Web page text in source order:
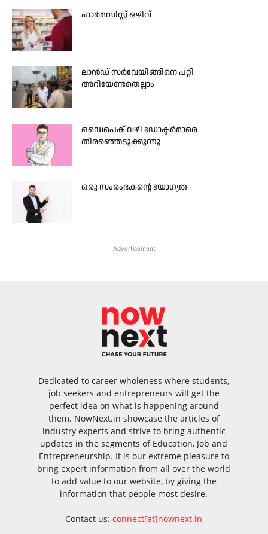
ഫാർമസിസ്റ്റ് ഒഴിവ്
ലാൻഡ് സർവേയിങ്ങിനെ പറ്റി
അറിയേണ്ടതെല്ലാം
ഒഡെപെക് വഴി ഡോക്ടര്‍മാരെ
തിരഞ്ഞെടുക്കുന്നു
ഒരു സംരംഭകന്റെ യോഗ്യത
Advertisement
Dedicated to career wholeness where students,
job seekers and entrepreneurs will get the
perfect idea on what is happening around
them. NowNext.in showcase the articles of
industry experts and strive to bring authentic
updates in the segments of Education, Job and
Entrepreneurship. It is our extreme pleasure to
bring expert information from all over the world
to add value to our website, by giving the
information that people most desire.
Contact us:connect[at]nownext.in